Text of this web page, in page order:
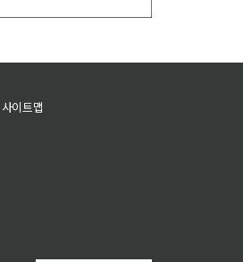
사이트맵